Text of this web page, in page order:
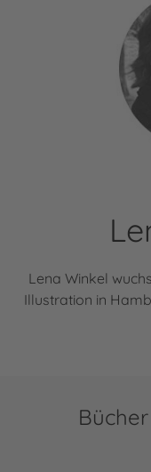
Lena Winkel
Illustration in